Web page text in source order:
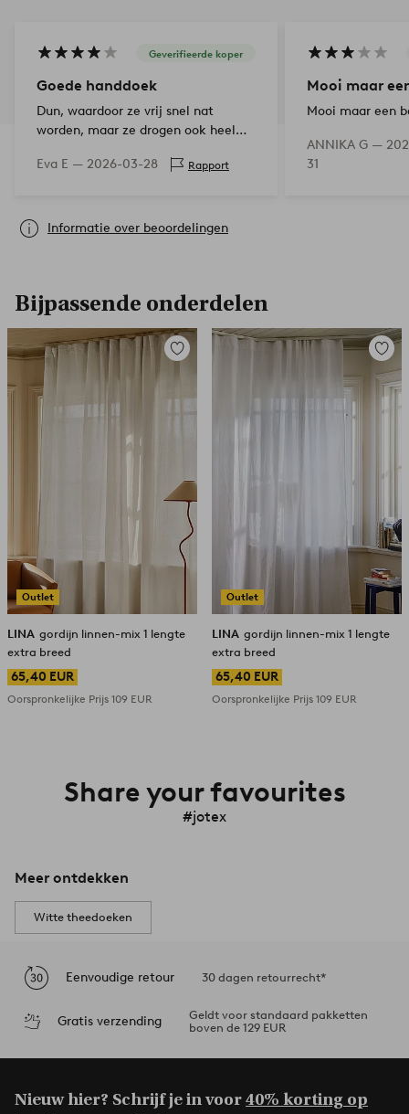
Geverifieerde koper
Goede handdoek
Dun, waardoor ze vrij snel nat
worden, maar ze drogen ook heel
de haak hangen.
Eva E — 2026-03-28 Rapport
Mooi maar
Mooi maar een
ANNIKA G —
31
Informatie over beoordelingen
Bijpassende onderdelen
Outlet
Toevoegen
LINA gordijn linnen-mix 1 lengte
extra breed
65,40 EUR
Oorspronkelijke Prijs 109 EUR
Outlet
LINA gordijn linnen-mix 1 lengte
extra breed
65,40 EUR
Oorspronkelijke Prijs 109 EUR
Share your favourites
#jotex
Meer ontdekken
Witte theedoeken
Eenvoudige retour 30 dagen retourrecht*
Gratis verzending
Geldt voor standaard pakketten
boven de 129 EUR
Nieuw hier? Schrijf je in voor40% korting op